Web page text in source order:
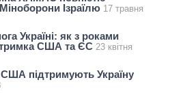
Ізраїлю 17 травня
Україні: як з роками
США та ЄС 23 квітня
підтримують Україну